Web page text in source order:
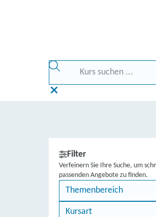
Filter
Verfeinern Sie Ihre Suche, um
passenden Angebote zu finden.
Themenbereich
Kursart